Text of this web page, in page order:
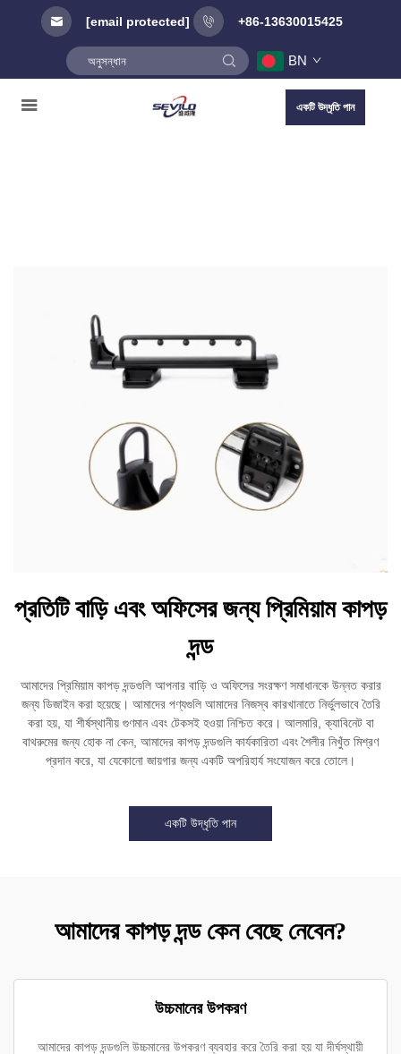
[email protected] +86-13630015425
BN
একটি উদ্ধৃতি পান
প্রতিটি বাড়ি এবং অফিসের জন্য প্রিমিয়াম কাপড়
দন্ড
আমাদের প্রিমিয়াম কাপড় দন্ডগুলি আপনার বাড়ি ও অফিসের সংরক্ষণ সমাধানকে উন্নত করার
জন্য ডিজাইন করা হয়েছে। আমাদের পণ্যগুলি আমাদের নিজস্ব কারখানাতে নির্ভুলভাবে তৈরি
করা হয়, যা শীর্ষস্থানীয় গুণমান এবং টেকসই হওয়া নিশ্চিত করে। আলমারি, ক্যাবিনেট বা
বাথরুমের জন্য হোক না কেন, আমাদের কাপড় দন্ডগুলি কার্যকারিতা এবং শৈলীর নিখুঁত মিশ্রণ
প্রদান করে, যা যেকোনো জায়গার জন্য একটি অপরিহার্য সংযোজন করে তোলে।
একটি উদ্ধৃতি পান
আমাদের কাপড় দন্ড কেন বেছে নেবেন?
উচ্চমানের উপকরণ
আমাদের কাপড় দন্ডগুলি উচ্চমানের উপকরণ ব্যবহার করে তৈরি করা হয় যা দীর্ঘস্থায়ী